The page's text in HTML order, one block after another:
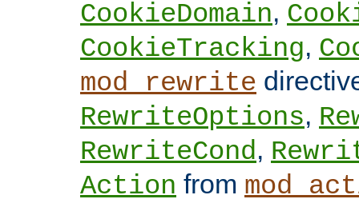
CookieDomain,
CookieTracking,
mod_rewrite
RewriteOptions,
RewriteCond,
Action from